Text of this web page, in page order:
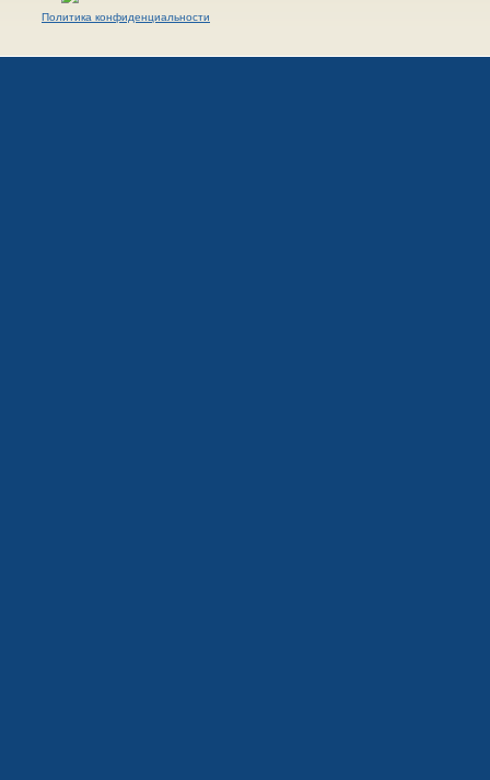
Политика конфиденциальности